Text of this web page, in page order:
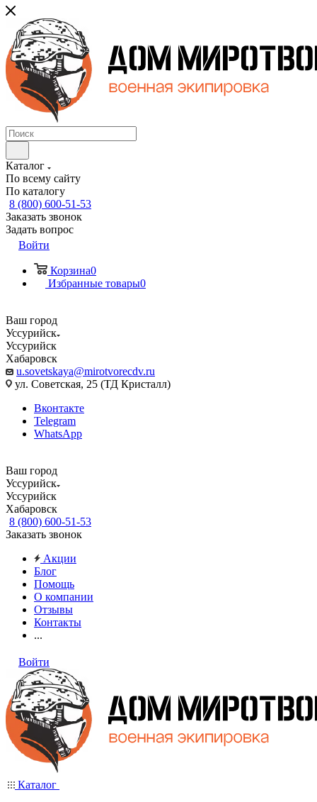
Каталог
По всему сайту
По каталогу
8 (800) 600-51-53
Заказать звонок
Задать вопрос
Войти
Корзина0
Избранные товары0
Ваш город
Уссурийск
Уссурийск
Хабаровск
u.sovetskaya@mirotvorecdv.ru
ул. Советская, 25 (ТД Кристалл)
Вконтакте
Telegram
WhatsApp
Ваш город
Уссурийск
Уссурийск
Хабаровск
8 (800) 600-51-53
Заказать звонок
Акции
Блог
Помощь
О компании
Отзывы
Контакты
...
Войти
Каталог